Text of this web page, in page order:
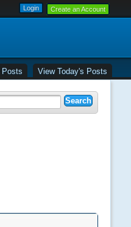
Create an Account
Posts View Today's Posts